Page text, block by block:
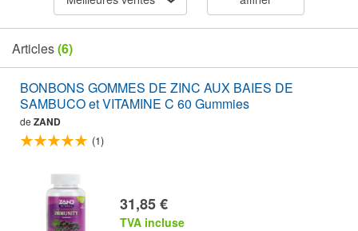
Articles(6)
BONBONS GOMMES DE ZINC AUX BAIES DE
SAMBUCO et VITAMINE C 60 Gummies
de ZAND
(1)
31,85 €
TVA incluse